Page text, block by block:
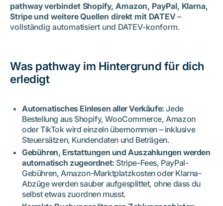
pathway verbindet Shopify, Amazon, PayPal, Klarna,
Stripe und weitere Quellen direkt mit DATEV–
vollständig automatisiert und DATEV-konform.
Was pathway im Hintergrund für dich
erledigt
Automatisches Einlesen aller Verkäufe: Jede
Bestellung aus Shopify, WooCommerce, Amazon
oder TikTok wird einzeln übernommen – inklusive
Steuersätzen, Kundendaten und Beträgen.
Gebühren, Erstattungen und Auszahlungen werden
automatisch zugeordnet: Stripe-Fees, PayPal-
Gebühren, Amazon-Marktplatzkosten oder Klarna-
Abzüge werden sauber aufgesplittet, ohne dass du
selbst etwas zuordnen musst.